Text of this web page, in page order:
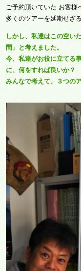
ご予約頂いていた お客様
多くのツアーを延期せざ
しかし、私達はこの空い
間」と考えました。
今、私達がお役に立てる
に、何をすれば良いか？
みんなで考えて、３つの